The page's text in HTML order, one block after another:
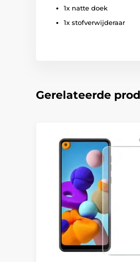
1x natte doek
1x stofverwijderaar
Gerelateerde